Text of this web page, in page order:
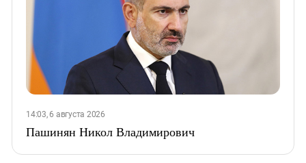
14:03, 6 августа 2026
Пашинян Никол Владимирович